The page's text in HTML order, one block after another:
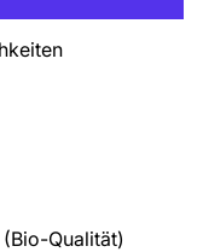
Qualität)